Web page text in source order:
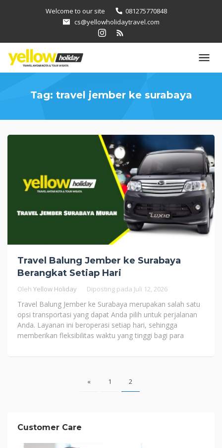
Welcome to our site
081275770848
cs@yellowholidaytravel.com
Tag: travel jember ke surabaya
Travel Balung Jember ke Surabaya
Berangkat Setiap Hari
Oleh Yellow Holiday Diposting pada Juli 12, 2026
Travel Balung Jember ke Surabaya merupakan salah satu
opsi transportasi yang dapat Anda pilih untuk perjalanan
Anda. Layanan ini beroperasi setiap hari, sehingga
memberikan fleksibilitas waktu yang tinggi bagi para
« 1 2
Customer Care